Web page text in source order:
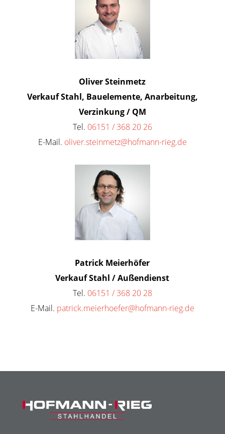
Oliver Steinmetz
Verkauf Stahl, Bauelemente, Anarbeitung,
Verzinkung / QM
Tel. 06151 / 368 20 26
E-Mail. oliver.steinmetz@hofmann-rieg.de
Patrick Meierhöfer
Verkauf Stahl / Außendienst
Tel. 06151 / 368 20 28
E-Mail. patrick.meierhoefer@hofmann-rieg.de